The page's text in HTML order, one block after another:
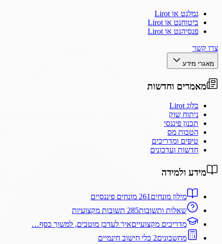
גמלנט או Lirot
ביטוחנט או Lirot
פנסיהנט או Lirot
צרו קשר
מאגרי מידע
מאמרים וחדשות
בלוג Lirot
ניתוח שוק
תכנון פיננסי
הטבות מס
טיפים ומדריכים
חדשות ועדכונים
מידע ולמידה
מילון מונחים 261 מונחים פיננסיים
שאלות ותשובות285 תשובות מקצועיות
מדריכים מקצועייםאיך לעדכן מוטבים, למשוך כסף…
מחשבונים2 כלי חישוב חינמיים